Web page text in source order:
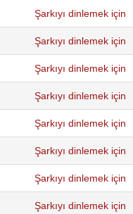
Şarkıyı dinlemek için
Şarkıyı dinlemek için
Şarkıyı dinlemek için
Şarkıyı dinlemek için
Şarkıyı dinlemek için
Şarkıyı dinlemek için
Şarkıyı dinlemek için
Şarkıyı dinlemek için